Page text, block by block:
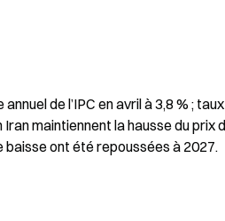
de l’IPC en avril à 3,8 % ;
maintiennent la hausse du prix
ont été repoussées à 2027.